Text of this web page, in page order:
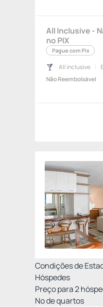
All Inclusive -
no PIX
Pague com Pix
All inclusive
Não Reembolsável
Condições de
Hóspedes
Preço para2
Nº de quartos